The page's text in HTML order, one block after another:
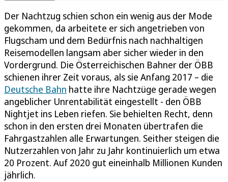
Der Nachtzug schien schon ein wenig aus der Mode
gekommen, da arbeitete er sich angetrieben von
Flugscham und dem Bedürfnis nach nachhaltigen
Reisemodellen langsam aber sicher wieder in den
Vordergrund. Die Österreichischen Bahner der ÖBB
schienen ihrer Zeit voraus, als sie Anfang 2017 – die
Deutsche Bahn hatte ihre Nachtzüge gerade wegen
angeblicher Unrentabilität eingestellt - den ÖBB
Nightjet ins Leben riefen. Sie behielten Recht, denn
schon in den ersten drei Monaten übertrafen die
Fahrgastzahlen alle Erwartungen. Seither steigen die
Nutzerzahlen von Jahr zu Jahr kontinuierlich um etwa
20 Prozent. Auf 2020 gut eineinhalb Millionen Kunden
jährlich.